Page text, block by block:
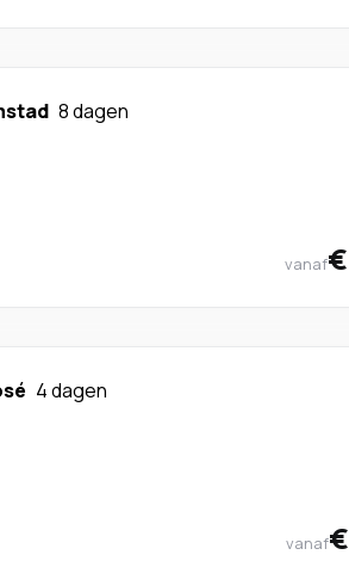
8 dagen
vanaf
4 dagen
vanaf